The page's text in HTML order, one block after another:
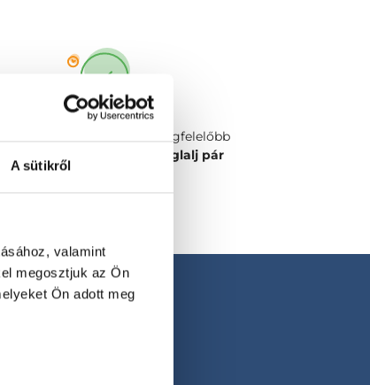
A sütikről
valamint
megosztjuk az Ön
Ön adott meg
Válaszd ki a számodra legmegfelelőbb
foglalj pár